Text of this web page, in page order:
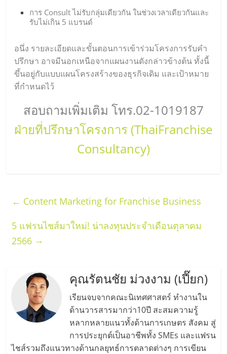
การ Consult ไม่รับกลุ่มเดียวกัน ในช่วงเวลาเดียวกันและ
รับไม่เกิน 5 แบรนด์
อนึ่ง รายละเอียดและขั้นตอนการเข้าร่วมโครงการรับคำ
ปรึกษา อาจมีนอกเหนือจากแผนงานดังกล่าวข้างต้น ทั้งนี้
ขึ้นอยู่กับแบบแผนโครงสร้างของธุรกิจเดิม และเป้าหมาย
ที่กำหนดไว้
สอบถามเพิ่มเติม โทร.02-1019187
ฝ่ายที่ปรึกษาโครงการ (ThaiFranchise
Consultancy)
← Content Marketing for Franchise Business
5 แฟรนไชส์มาใหม่! น่าลงทุนประจำเดือนตุลาคม
2566 →
คุณรัตนชัย ม่วงงาม (เปี๊ยก)
เรียนจบจากคณะนิเทศศาสตร์ ทำงานใน
ด้านวารสารมากว่า10ปี สะสมความรู้
หลากหลายแนวทั้งด้านการเกษตร สังคม สู่
การประยุกต์เป็นอาชีพทั้ง SMEs และแฟรน
ไชส์รวมถึงแนวทางด้านกลยุทธ์การตลาดต่างๆ การเขียน